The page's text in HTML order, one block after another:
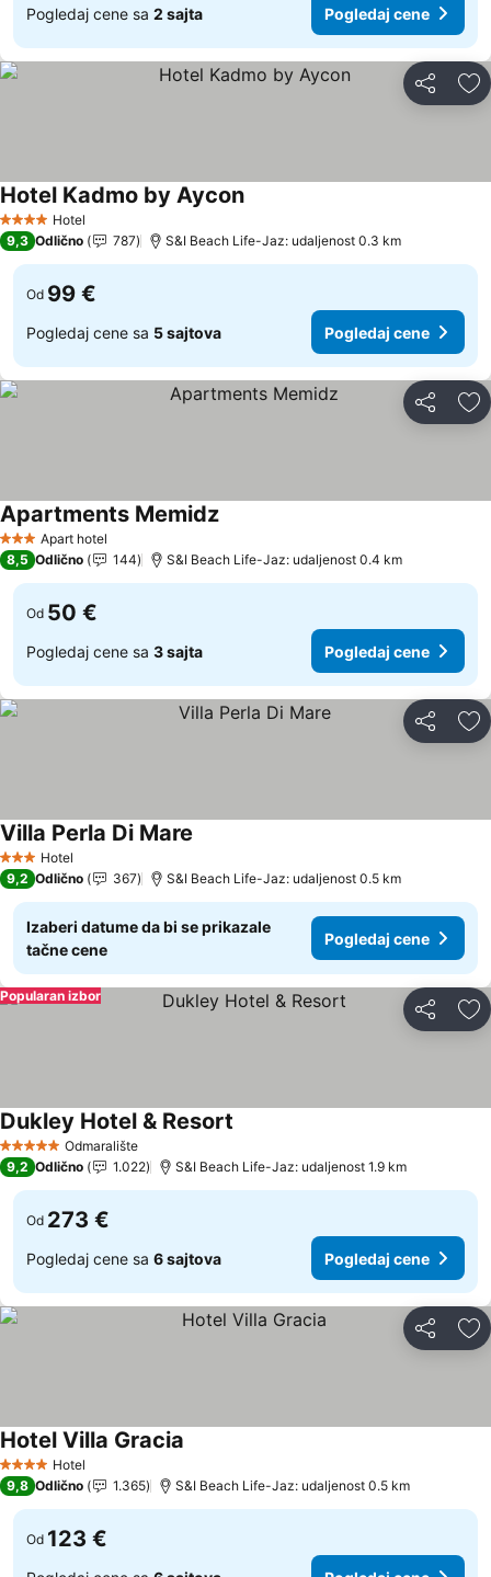
Pogledaj cene sa 2 sajta Pogledaj cene
Deli
4 ZvezdiceHotel
Hotel Kadmo by AyconPogledaj cene
9,3 Odlično 787 S&I Beach Life-Jaz: udaljenost 0.3 km
Od 99 €
Pogledaj cene sa 5 sajtova Pogledaj cene
Deli
3 ZvezdiceApart hotel
Apartments MemidzPogledaj cene
8,5 Odlično 144 S&I Beach Life-Jaz: udaljenost 0.4 km
Od 50 €
Pogledaj cene sa 3 sajta Pogledaj cene
Deli
3 Zvezdice
Hotel
Villa Perla Di Mare
9,2 Odlično 367 S&I Beach Life-Jaz: udaljenost 0.5 km
Izaberi datume da bi se prikazale
tačne cene
Pogledaj cene
Deli
Popularan izbor
5 ZvezdiceOdmaralište
Dukley Hotel & Resort
9,2 Odlično 1.022 S&I Beach Life-Jaz: udaljenost 1.9 km
Od 273 €
Pogledaj cene sa 6 sajtova Pogledaj cene
Deli
4 ZvezdiceHotel
Hotel Villa Gracia
9,8 Odlično 1.365 S&I Beach Life-Jaz: udaljenost 0.5 km
Od 123 €